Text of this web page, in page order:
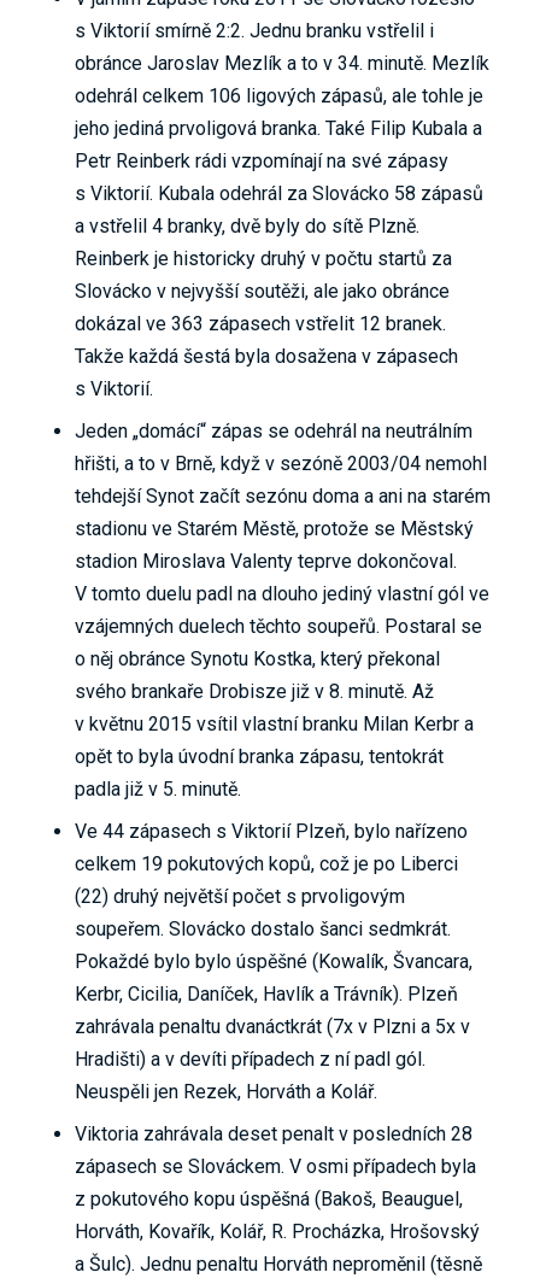
s Viktorií smírně 2:2. Jednu branku vstřelil i
obránce Jaroslav Mezlík a to v 34. minutě. Mezlík
odehrál celkem 106 ligových zápasů, ale tohle je
jeho jediná prvoligová branka. Také Filip Kubala a
Petr Reinberk rádi vzpomínají na své zápasy
s Viktorií. Kubala odehrál za Slovácko 58 zápasů
a vstřelil 4 branky, dvě byly do sítě Plzně.
Reinberk je historicky druhý v počtu startů za
Slovácko v nejvyšší soutěži, ale jako obránce
dokázal ve 363 zápasech vstřelit 12 branek.
Takže každá šestá byla dosažena v zápasech
s Viktorií.
Jeden „domácí“ zápas se odehrál na neutrálním
hřišti, a to v Brně, když v sezóně 2003/04 nemohl
tehdejší Synot začít sezónu doma a ani na starém
stadionu ve Starém Městě, protože se Městský
stadion Miroslava Valenty teprve dokončoval.
V tomto duelu padl na dlouho jediný vlastní gól ve
vzájemných duelech těchto soupeřů. Postaral se
o něj obránce Synotu Kostka, který překonal
svého brankaře Drobisze již v 8. minutě. Až
v květnu 2015 vsítil vlastní branku Milan Kerbr a
opět to byla úvodní branka zápasu, tentokrát
padla již v 5. minutě.
Ve 44 zápasech s Viktorií Plzeň, bylo nařízeno
celkem 19 pokutových kopů, což je po Liberci
(22) druhý největší počet s prvoligovým
soupeřem. Slovácko dostalo šanci sedmkrát.
Pokaždé bylo bylo úspěšné (Kowalík, Švancara,
Kerbr, Cicilia, Daníček, Havlík a Trávník). Plzeň
zahrávala penaltu dvanáctkrát (7x v Plzni a 5x v
Hradišti) a v devíti případech z ní padl gól.
Neuspěli jen Rezek, Horváth a Kolář.
Viktoria zahrávala deset penalt v posledních 28
zápasech se Slováckem. V osmi případech byla
z pokutového kopu úspěšná (Bakoš, Beauguel,
Horváth, Kovařík, Kolář, R. Procházka, Hrošovský
a Šulc). Jednu penaltu Horváth neproměnil (těsně